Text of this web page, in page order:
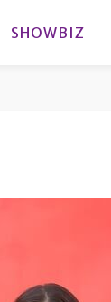
SHOWBIZ